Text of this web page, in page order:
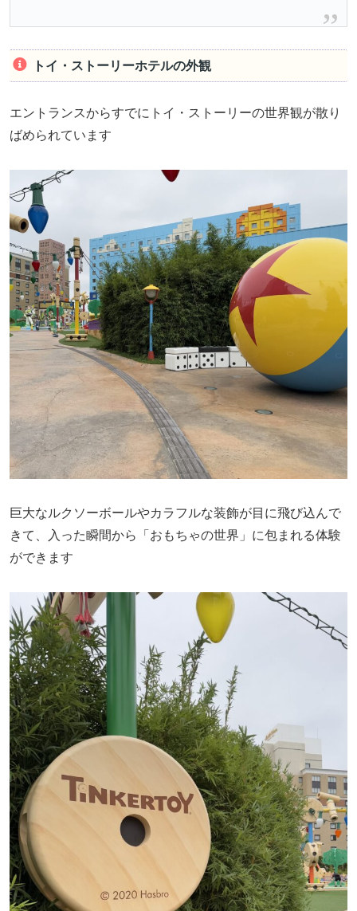
トイ・ストーリーホテルの外観
エントランスからすでにトイ・ストーリーの世界観が散り
ばめられています
巨大なルクソーボールやカラフルな装飾が目に飛び込んで
きて、入った瞬間から「おもちゃの世界」に包まれる体験
ができます